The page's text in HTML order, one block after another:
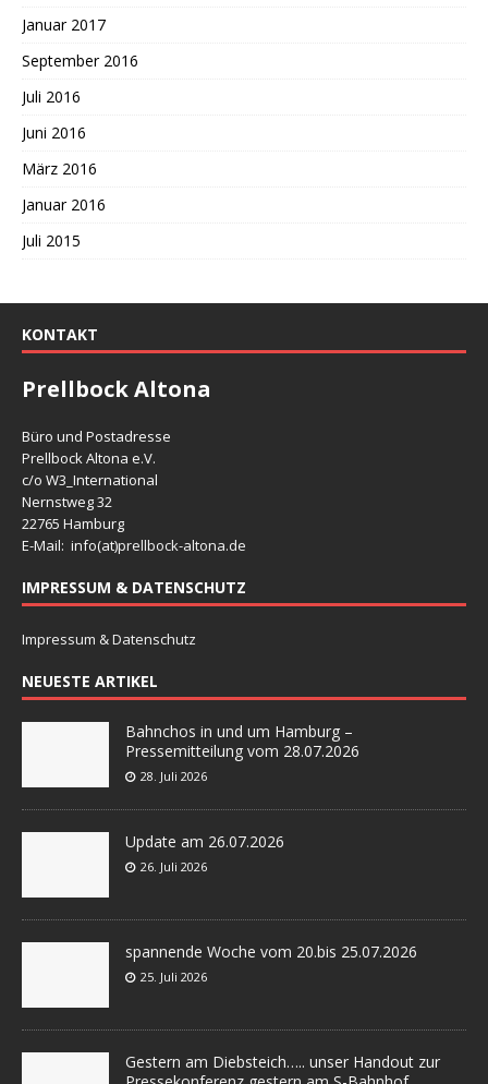
Januar 2017
September 2016
Juli 2016
Juni 2016
März 2016
Januar 2016
Juli 2015
KONTAKT
Prellbock Altona
Büro und Postadresse
Prellbock Altona e.V.
c/o W3_International
Nernstweg 32
22765 Hamburg
E-Mail: info(at)prellbock-altona.de
IMPRESSUM & DATENSCHUTZ
Impressum & Datenschutz
NEUESTE ARTIKEL
Bahnchos in und um Hamburg –
Pressemitteilung vom 28.07.2026
28. Juli 2026
Update am 26.07.2026
26. Juli 2026
spannende Woche vom 20.bis 25.07.2026
25. Juli 2026
Gestern am Diebsteich….. unser Handout zur